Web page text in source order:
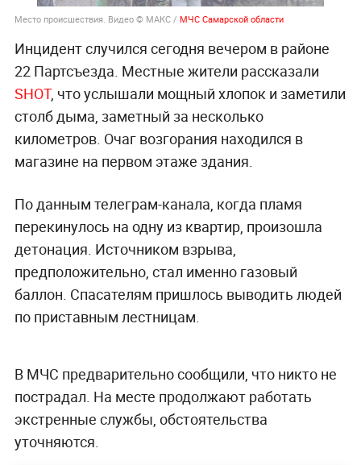
Место происшествия. Видео © МАКС / МЧС Самарской области
Инцидент случился сегодня вечером в районе
22 Партсъезда. Местные жители рассказали
SHOT, что услышали мощный хлопок и заметили
столб дыма, заметный за несколько
километров. Очаг возгорания находился в
магазине на первом этаже здания.
По данным телеграм-канала, когда пламя
перекинулось на одну из квартир, произошла
детонация. Источником взрыва,
предположительно, стал именно газовый
баллон. Спасателям пришлось выводить людей
по приставным лестницам.
В МЧС предварительно сообщили, что никто не
пострадал. На месте продолжают работать
экстренные службы, обстоятельства
уточняются.